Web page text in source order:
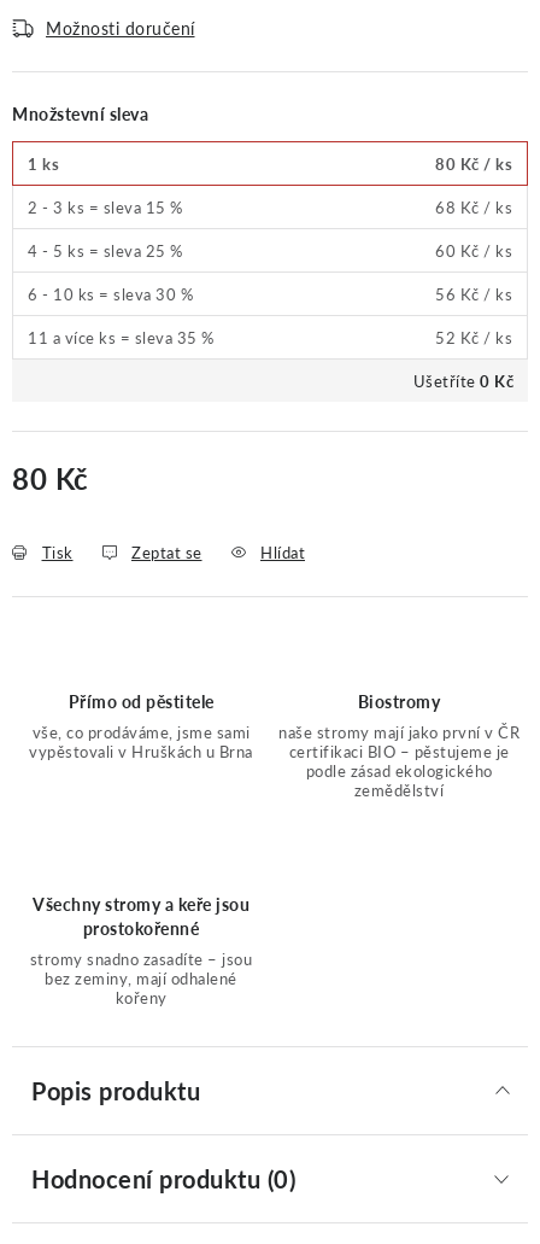
Možnosti doručení
Množstevní sleva
1 ks 80 Kč / ks
2 - 3 ks = sleva 15 %
68 Kč / ks
4 - 5 ks = sleva 25 %
60 Kč / ks
6 - 10 ks = sleva 30 %
56 Kč / ks
11 a více ks = sleva 35 %
52 Kč / ks
Ušetříte 0 Kč
80 Kč
Tisk Zeptat se Hlídat
Přímo od pěstitele
vše, co prodáváme, jsme sami
vypěstovali v Hruškách u Brna
Biostromy
naše stromy mají jako první v ČR
certifikaci BIO – pěstujeme je
podle zásad ekologického
zemědělství
Všechny stromy a keře jsou
prostokořenné
stromy snadno zasadíte – jsou
bez zeminy, mají odhalené
kořeny
Popis produktu
Hodnocení produktu (0)